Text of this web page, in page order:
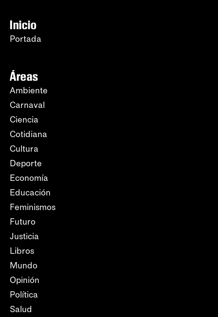
Inicio
Portada
Áreas
Ambiente
Carnaval
Ciencia
Cotidiana
Cultura
Deporte
Economía
Educación
Feminismos
Futuro
Justicia
Libros
Mundo
Opinión
Política
Salud